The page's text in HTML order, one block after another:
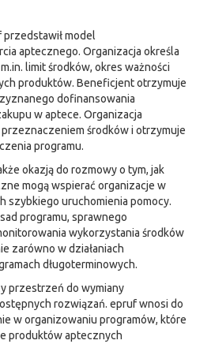
model
aptecznego. Organizacja określa
limit środków, okres ważności
produktów. Beneficjent otrzymuje
dofinansowania
w aptece. Organizacja
środków i otrzymuje
programu.
okazją do rozmowy o tym, jak
mogą wspierać organizacje w
szybkiego uruchomienia pomocy.
programu, sprawnego
wykorzystania środków
zarówno w działaniach
długoterminowych.
przestrzeń do wymiany
rozwiązań. epruf wnosi do
w organizowaniu programów, które
produktów aptecznych